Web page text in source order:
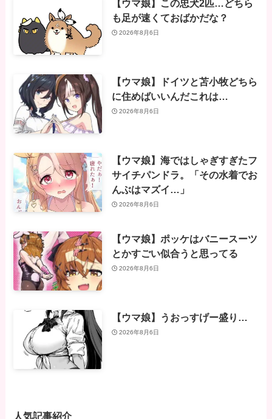
【ウマ娘】この忠犬2匹…どちら
も足が速くておばかだな？
2026年8月6日
【ウマ娘】ドイツと苫小牧どちら
に住めばいいんだこれは…
2026年8月6日
【ウマ娘】海ではしゃぎすぎたフ
サイチパンドラ。「その水着でお
んぶはマズイ…」
2026年8月6日
【ウマ娘】ポッケはバニースーツ
とかすごい似合うと思ってる
2026年8月6日
【ウマ娘】うおっすげー盛り…
2026年8月6日
人気記事紹介